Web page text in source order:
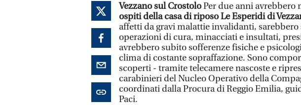
Vezzano sul CrostoloPer due anni avrebbero
ospiti della casa di riposo Le Esperidi di
affetti da gravi malattie invalidanti,
operazioni di cura, minacciati e insultati,
avrebbero subito sofferenze fisiche e
clima di costante sopraffazione. Sono
scoperti - tramite telecamere nascoste e
carabinieri del Nucleo Operativo della
coordinati dalla Procura di Reggio Emilia,
Paci.